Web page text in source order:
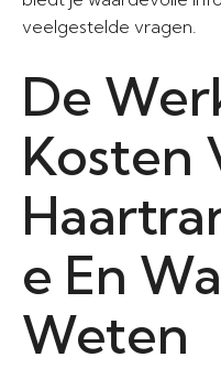
veelgestelde vragen.
De
Kosten
e En
Weten